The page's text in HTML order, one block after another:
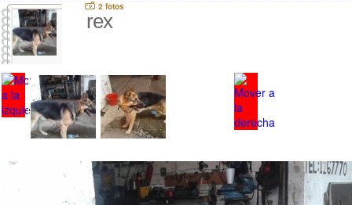
2 fotos
rex